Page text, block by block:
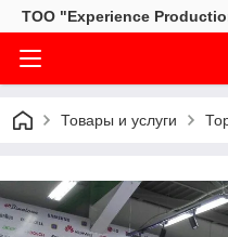
ТОО "Experience
Товары и услуги